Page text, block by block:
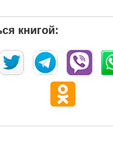
книгой: